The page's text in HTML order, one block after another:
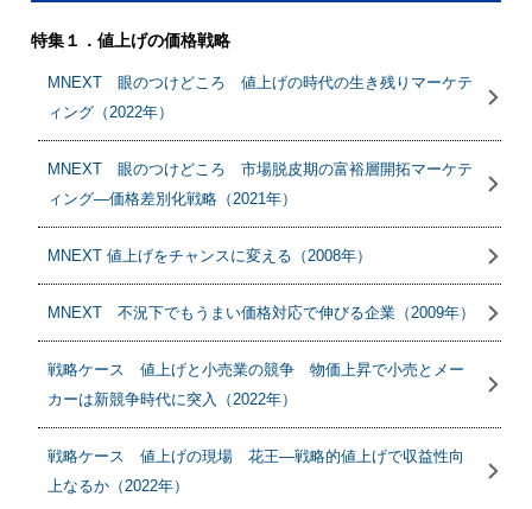
特集１．値上げの価格戦略
MNEXT 眼のつけどころ 値上げの時代の生き残りマーケテ
ィング（2022年）
MNEXT 眼のつけどころ 市場脱皮期の富裕層開拓マーケテ
ィング―価格差別化戦略（2021年）
MNEXT 値上げをチャンスに変える（2008年）
MNEXT 不況下でもうまい価格対応で伸びる企業（2009年）
戦略ケース 値上げと小売業の競争 物価上昇で小売とメー
カーは新競争時代に突入（2022年）
戦略ケース 値上げの現場 花王―戦略的値上げで収益性向
上なるか（2022年）